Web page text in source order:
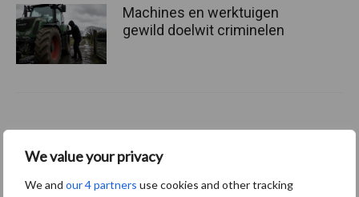
We value your privacy
We and our 4 partners use cookies and other tracking
Machines en werktuigen
gewild doelwit criminelen
Themapagina's
Diergezondheid Bemesting Fokkerij